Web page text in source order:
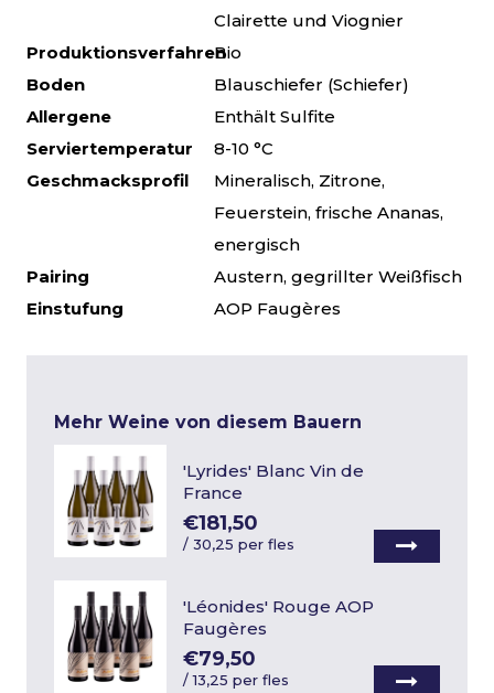
Clairette und Viognier
ProduktionsverfahrenBio
Boden
Blauschiefer (Schiefer)
Allergene
Enthält Sulfite
Serviertemperatur
8-10 °C
Geschmacksprofil
Mineralisch, Zitrone,
Feuerstein, frische Ananas,
energisch
Pairing
Austern, gegrillter Weißfisch
Einstufung
AOP Faugères
Mehr Weine von diesem Bauern
'Lyrides' Blanc Vin de
France
€181,50
/30,25 per fles
'Léonides' Rouge AOP
Faugères
€79,50
/13,25 per fles